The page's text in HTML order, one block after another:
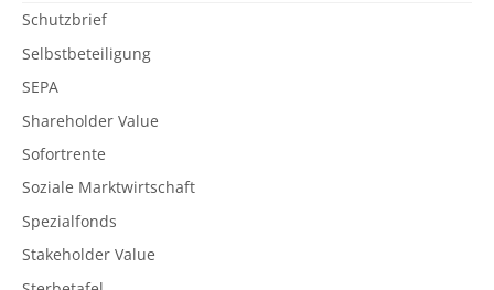
Schutzbrief
Selbstbeteiligung
SEPA
Shareholder Value
Sofortrente
Soziale Marktwirtschaft
Spezialfonds
Stakeholder Value